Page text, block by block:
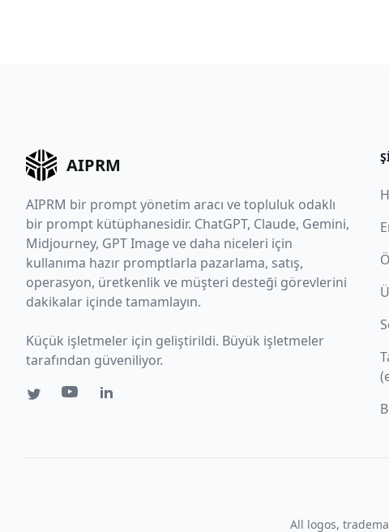
AIPRM
AIPRM bir prompt yönetim aracı ve topluluk odaklı
bir prompt kütüphanesidir. ChatGPT, Claude, Gemini,
Midjourney, GPT Image ve daha niceleri için
kullanıma hazır promptlarla pazarlama, satış,
operasyon, üretkenlik ve müşteri desteği görevlerini
dakikalar içinde tamamlayın.
Küçük işletmeler için geliştirildi. Büyük işletmeler
tarafından güveniliyor.
All logos,